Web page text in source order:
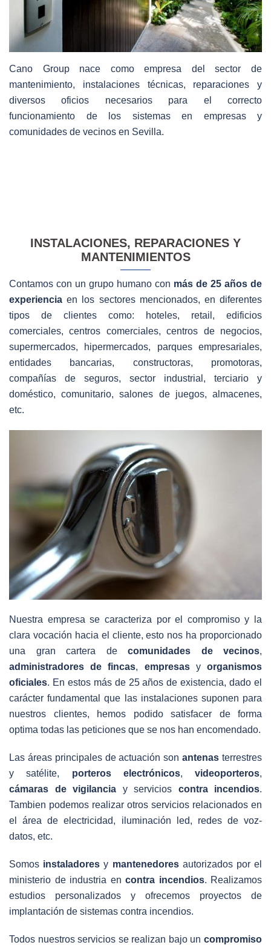
Cano Group nace como empresa del sector de
mantenimiento, instalaciones técnicas, reparaciones y
diversos oficios necesarios para el correcto
funcionamiento de los sistemas en empresas y
comunidades de vecinos en Sevilla.
INSTALACIONES, REPARACIONES Y
MANTENIMIENTOS
Contamos con un grupo humano con más de 25 años de
experiencia en los sectores mencionados, en diferentes
tipos de clientes como: hoteles, retail, edificios
comerciales, centros comerciales, centros de negocios,
supermercados, hipermercados, parques empresariales,
entidades bancarias, constructoras, promotoras,
compañías de seguros, sector industrial, terciario y
doméstico, comunitario, salones de juegos, almacenes,
etc.
Nuestra empresa se caracteriza por el compromiso y la
clara vocación hacia el cliente, esto nos ha proporcionado
una gran cartera de comunidades de vecinos,
administradores de fincas, empresasyorganismos
oficiales. En estos más de 25 años de existencia, dado el
carácter fundamental que las instalaciones suponen para
nuestros clientes, hemos podido satisfacer de forma
optima todas las peticiones que se nos han encomendado.
Las áreas principales de actuación sonantenas terrestres
y satélite, porteros electrónicos, videoporteros,
cámaras de vigilancia y servicios contra incendios.
Tambien podemos realizar otros servicios relacionados en
el área de electricidad, iluminación led, redes de voz-
datos, etc.
Somos instaladores y mantenedoresautorizados por el
ministerio de industria en contra incendios. Realizamos
estudios personalizados y ofrecemos proyectos de
implantación de sistemas contra incendios.
Todos nuestros servicios se realizan bajo un compromiso